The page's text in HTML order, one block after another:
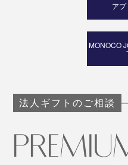
ア
MONOCO
法人ギフトのご相談